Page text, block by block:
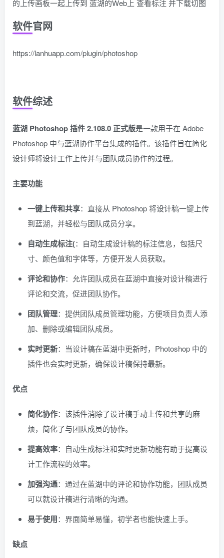
的上传画板一起上传到 蓝湖的Web上 查看标注 并下载切图
软件官网
https://lanhuapp.com/plugin/photoshop
软件综述
蓝湖 Photoshop 插件 2.108.0 正式版是一款用于在 Adobe
Photoshop 中与蓝湖协作平台集成的插件。该插件旨在简化
设计师将设计工作上传并与团队成员协作的过程。
主要功能
一键上传和共享：直接从 Photoshop 将设计稿一键上传
到蓝湖，并轻松与团队成员分享。
自动生成标注(：自动生成设计稿的标注信息，包括尺
寸、颜色值和字体等，方便开发人员获取。
评论和协作：允许团队成员在蓝湖中直接对设计稿进行
评论和交流，促进团队协作。
团队管理：提供团队成员管理功能，方便项目负责人添
加、删除或编辑团队成员。
实时更新：当设计稿在蓝湖中更新时，Photoshop 中的
插件也会实时更新，确保设计稿保持最新。
优点
简化协作：该插件消除了设计稿手动上传和共享的麻
烦，简化了与团队成员的协作。
提高效率：自动生成标注和实时更新功能有助于提高设
计工作流程的效率。
加强沟通：通过在蓝湖中的评论和协作功能，团队成员
可以就设计稿进行清晰的沟通。
易于使用：界面简单易懂，初学者也能快速上手。
缺点